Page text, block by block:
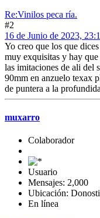
Re:Vinilos peca ría.
#2
16 de Junio de 2023,
Yo creo que los que
muy exquisitas y hay
las imitaciones de ali del
90mm en anzuelo texax
de puntera a la
muxarro
Colaborador
Usuario
Mensajes: 2,000
Ubicación:
En línea